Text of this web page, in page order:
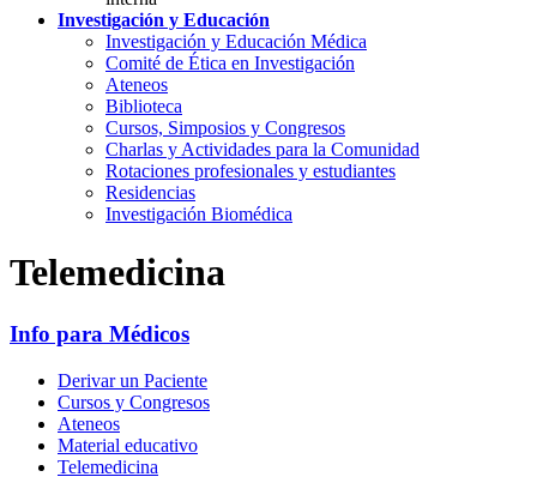
Investigación y Educación
Investigación y Educación Médica
Comité de Ética en Investigación
Ateneos
Biblioteca
Cursos, Simposios y Congresos
Charlas y Actividades para la Comunidad
Rotaciones profesionales y estudiantes
Residencias
Investigación Biomédica
Telemedicina
Info para Médicos
Derivar un Paciente
Cursos y Congresos
Ateneos
Material educativo
Telemedicina